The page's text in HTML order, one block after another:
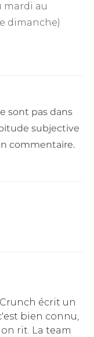
mardi au
dimanche)
sont pas dans
subjective
commentaire.
écrit un
bien connu,
rit. La team